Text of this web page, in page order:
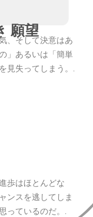
願望
、そして決意はあ
」あるいは「簡単
見失ってしまう。.
歩はほとんどな
ンスを逃してしま
っているのだ。.